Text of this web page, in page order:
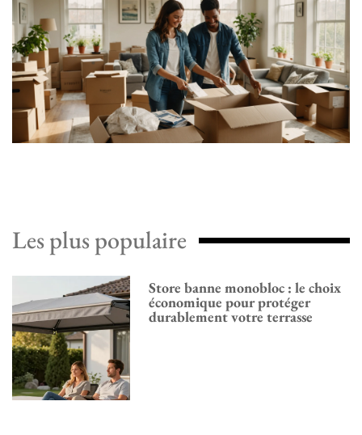
Les plus populaire
Store banne monobloc : le choix
économique pour protéger
durablement votre terrasse